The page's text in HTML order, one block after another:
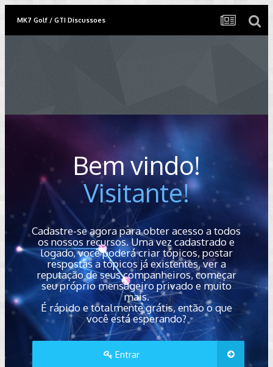
MK7 Golf / GTI Discussoes
Bem vindo!
Visitante!
Cadastre-se agora para obter acesso a todos
os nossos recursos. Uma vez cadastrado e
logado, você poderá criar tópicos, postar
respostas a tópicos já existentes, ver a
reputação de seus companheiros, começar
seu próprio mensageiro privado e muito
mais.
É rápido e totalmente grátis, então o que
você está esperando?
Entrar